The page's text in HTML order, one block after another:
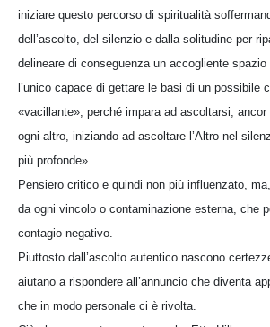
iniziare questo percorso di spiritualità
dell’ascolto, del silenzio e dalla solitudine per
delineare di conseguenza un accogliente
l’unico capace di gettare le basi di un possibile
«vacillante», perché impara ad ascoltarsi,
ogni altro, iniziando ad ascoltare l’Altro nel
più profonde».
Pensiero critico e quindi non più influenzato,
da ogni vincolo o contaminazione esterna, che
contagio negativo.
Piuttosto dall’ascolto autentico nascono
aiutano a rispondere all’annuncio che diventa
che in modo personale ci è rivolta.